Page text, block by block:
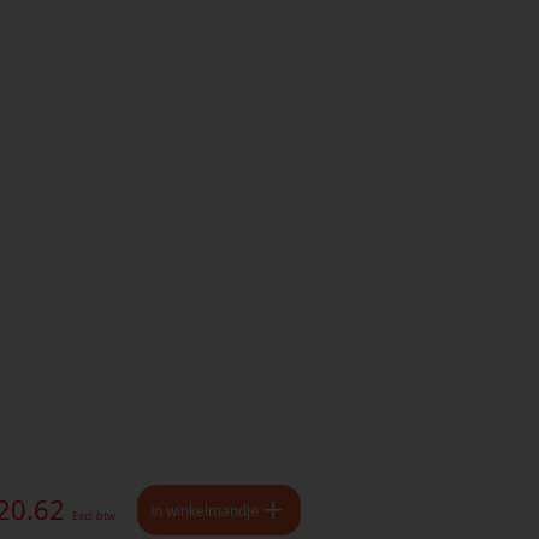
Excl. btw In winkelmandje